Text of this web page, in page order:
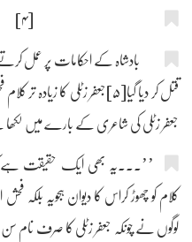
[۴]
قتل کر دیا گیا[۵]جعفر زٹلی کا
جعفر زٹلی کی شاعری کے بارے میں
’’۔۔۔یہ بھی ایک حقیقت ہے
کلام کو چھوڑ کراس کا دیوان ہجویہ بلکہ
لوگوں نے چونکہ جعفر زٹلی کا صرف نام